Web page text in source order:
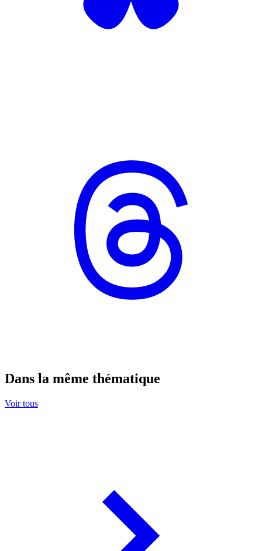
Dans la même thématique
Voir tous